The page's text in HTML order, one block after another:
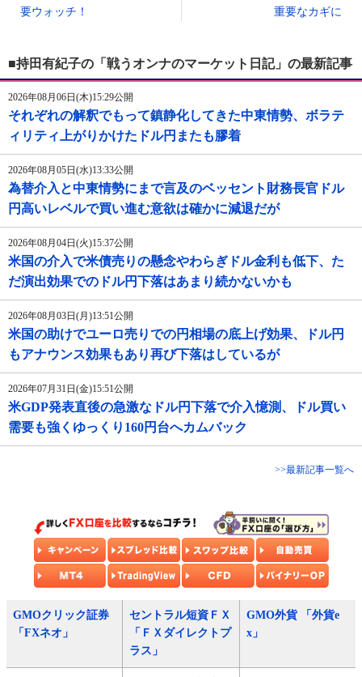
要ウォッチ！
重要なカギに
■持田有紀子の「戦うオンナのマーケット日記」の最新記事
2026年08月06日(木)15:29公開
それぞれの解釈でもって鎮静化してきた中東情勢、ボラテ
ィリティ上がりかけたドル円またも膠着
2026年08月05日(水)13:33公開
為替介入と中東情勢にまで言及のベッセント財務長官ドル
円高いレベルで買い進む意欲は確かに減退だが
2026年08月04日(火)15:37公開
米国の介入で米債売りの懸念やわらぎドル金利も低下、た
だ演出効果でのドル円下落はあまり続かないかも
2026年08月03日(月)13:51公開
米国の助けでユーロ売りでの円相場の底上げ効果、ドル円
もアナウンス効果もあり再び下落はしているが
2026年07月31日(金)15:51公開
米GDP発表直後の急激なドル円下落で介入憶測、ドル買い
需要も強くゆっくり160円台へカムバック
>>最新記事一覧へ
GMOクリック証券
「FXネオ」
セントラル短資ＦＸ
「ＦＸダイレクトプ
ラス」
GMO外貨 「外貨e
x」